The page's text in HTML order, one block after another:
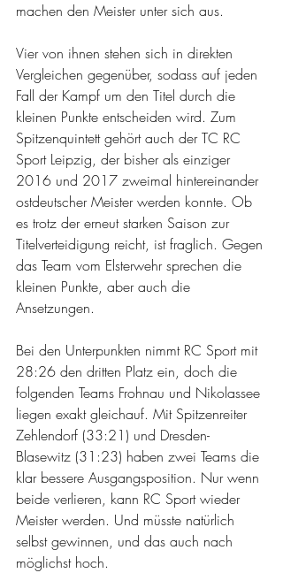
machen den Meister unter sich aus.
Vier von ihnen stehen sich in direkten
Vergleichen gegenüber, sodass auf jeden
Fall der Kampf um den Titel durch die
kleinen Punkte entscheiden wird. Zum
Spitzenquintett gehört auch der TC RC
Sport Leipzig, der bisher als einziger
2016 und 2017 zweimal hintereinander
ostdeutscher Meister werden konnte. Ob
es trotz der erneut starken Saison zur
Titelverteidigung reicht, ist fraglich. Gegen
das Team vom Elsterwehr sprechen die
kleinen Punkte, aber auch die
Ansetzungen.
Bei den Unterpunkten nimmt RC Sport mit
28:26 den dritten Platz ein, doch die
folgenden Teams Frohnau und Nikolassee
liegen exakt gleichauf. Mit Spitzenreiter
Zehlendorf (33:21) und Dresden-
Blasewitz (31:23) haben zwei Teams die
klar bessere Ausgangsposition. Nur wenn
beide verlieren, kann RC Sport wieder
Meister werden. Und müsste natürlich
selbst gewinnen, und das auch nach
möglichst hoch.